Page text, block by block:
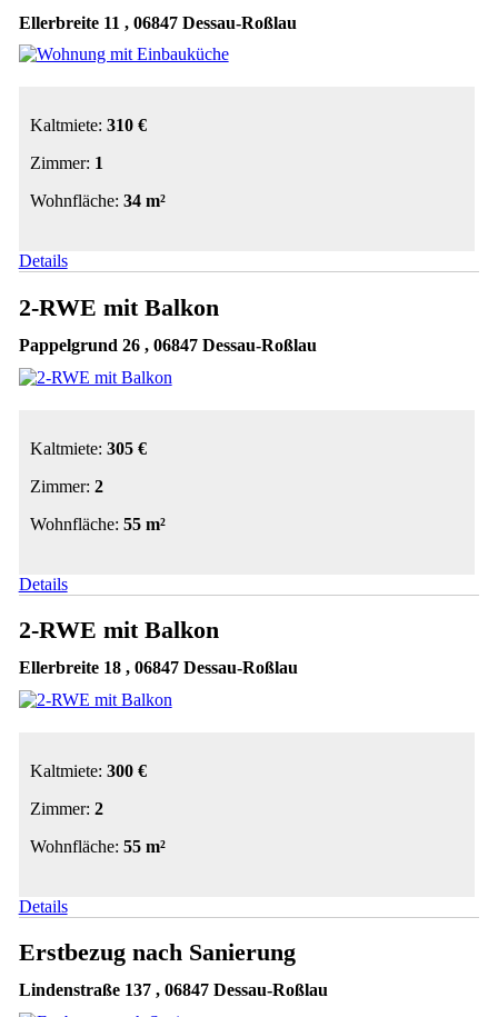
Ellerbreite 11 , 06847 Dessau-Roßlau
Kaltmiete: 310 €
Zimmer: 1
Wohnfläche: 34 m²
Details
2-RWE mit Balkon
Pappelgrund 26 , 06847 Dessau-Roßlau
Kaltmiete: 305 €
Zimmer: 2
Wohnfläche: 55 m²
Details
2-RWE mit Balkon
Ellerbreite 18 , 06847 Dessau-Roßlau
Kaltmiete: 300 €
Zimmer: 2
Wohnfläche: 55 m²
Details
Erstbezug nach Sanierung
Lindenstraße 137 , 06847 Dessau-Roßlau